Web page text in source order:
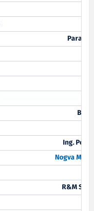
Parat
Ing. Per
Nogva
R&M